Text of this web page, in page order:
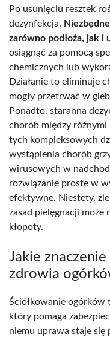
Po usunięciu resztek
dezynfekcja.
zarówno podłoża, jak i
osiągnąć za pomocą
chemicznych lub
Działanie to eliminuje
mogły przetrwać w
Ponadto, staranna
chorób między
tych kompleksowych
wystąpienia chorób
wirusowych w
rozwiązanie proste w
efektywne. Niestety,
zasad pielęgnacji może
kłopoty.
Jakie
zdrowia
Ściółkowanie ogórków
który pomaga
niemu uprawa staje się